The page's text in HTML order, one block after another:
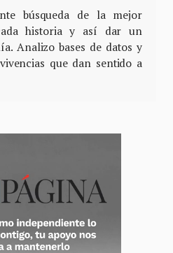
búsqueda de la mejor
historia y así dar un
Analizo bases de datos y
que dan sentido a